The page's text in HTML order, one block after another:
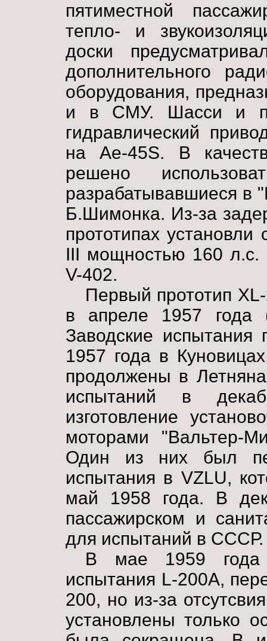
пятиместной
тепло- и
доски
дополнительного
оборудования,
и в СМУ. Шасси и
гидравлический
на Ae-45S. В
решено
разрабатывавшиеся в
Б.Шимонка. Из-за
прототипах
III мощностью 160 л.с.
V-402.
Первый прототип
в апреле 1957 года
Заводские
1957 года в
продолжены в
испытаний в
изготовление
моторами "Вальтер-
Один из них был
испытания в VZLU,
май 1958 года. В
пассажирском и
для испытаний в СССР.
В мае 1959 года
испытания L-200A,
200, но из-за
установлены только